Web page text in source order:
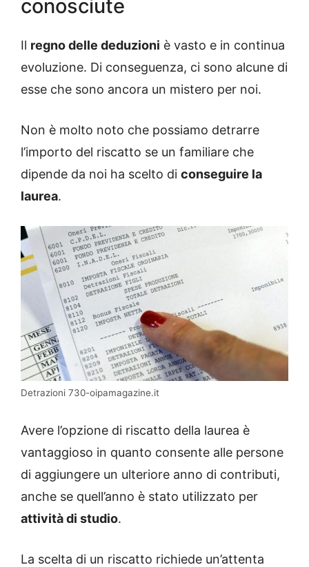
conosciute
Il regno delle deduzioni è vasto e in continua
evoluzione. Di conseguenza, ci sono alcune di
esse che sono ancora un mistero per noi.
Non è molto noto che possiamo detrarre
l’importo del riscatto se un familiare che
dipende da noi ha scelto di conseguire la
laurea.
Detrazioni 730-oipamagazine.it
Avere l’opzione di riscatto della laurea è
vantaggioso in quanto consente alle persone
di aggiungere un ulteriore anno di contributi,
anche se quell’anno è stato utilizzato per
attività di studio.
La scelta di un riscatto richiede un’attenta